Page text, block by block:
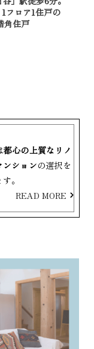
フロア1住戸の
角住戸
都心の上質なリノ
ンションの選択を
。
READ MORE